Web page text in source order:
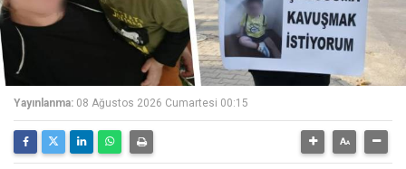
Yayınlanma: 08 Ağustos 2026 Cumartesi 00:15